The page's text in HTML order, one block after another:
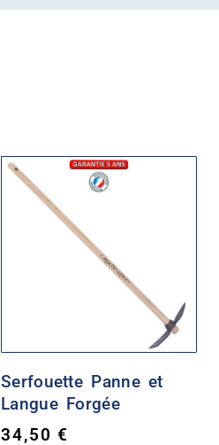
Serfouette Panne et
Langue Forgée
34,50€